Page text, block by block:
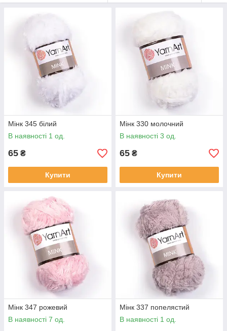
Мінк 345 білий
В наявності 1 од.
65 ₴
Купити
Мінк 330 молочний
В наявності 3 од.
65 ₴
Купити
Мінк 347 рожевий
В наявності 7 од.
Мінк 337 попелястий
В наявності 1 од.